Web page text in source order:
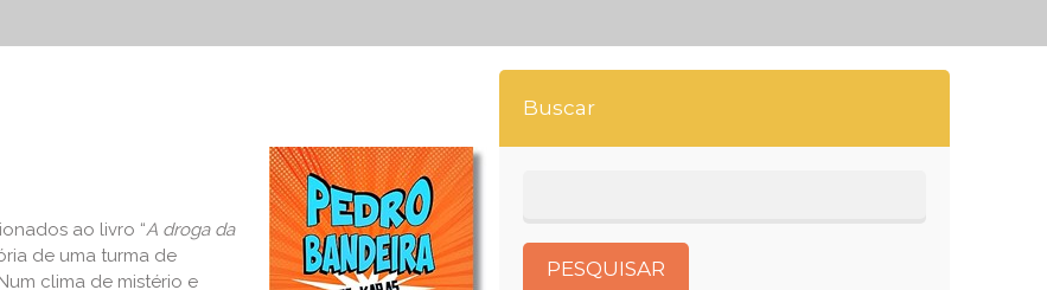
ao livro “A droga da
de uma turma de
clima de mistério e
Buscar